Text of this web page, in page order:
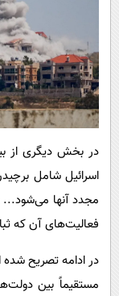
در بخش دیگری از
اسرائیل شامل
مجدد آنها
فعالیت‌های آن که
در ادامه تصریح
مستقیماً بین